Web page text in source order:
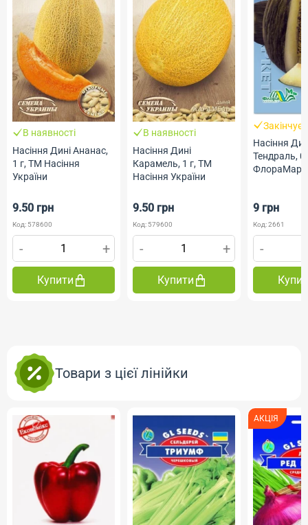
В наявності
Насіння Дині Ананас,
1 г, ТМ Насіння
України
9.50 грн
Код: 578600
- +
Купити
В наявності
Насіння Дині
Карамель, 1 г, ТМ
Насіння України
9.50 грн
Код: 579600
- +
Купити
Насіння
Тендраль,
9 грн
Код: 2661
-
Товари з цієї лінійки
АКЦІЯ